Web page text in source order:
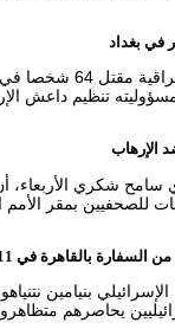
بغداد - اعلنت
تنظيم داعش
الإرهاب
سامح شكري الأربعاء،
بمقر الأمم
السفارة بالقاهرة في 2011
بنيامين